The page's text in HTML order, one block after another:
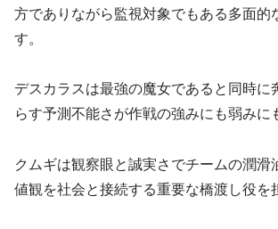
方でありながら監視対象でもある多面的
す。
デスカラスは最強の魔女であると同時に
らす予測不能さが作戦の強みにも弱みに
クムギは観察眼と誠実さでチームの潤滑
値観を社会と接続する重要な橋渡し役を